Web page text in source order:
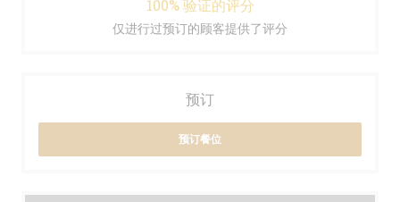
100% 验证的评分
仅进行过预订的顾客提供了评分
预订
预订餐位